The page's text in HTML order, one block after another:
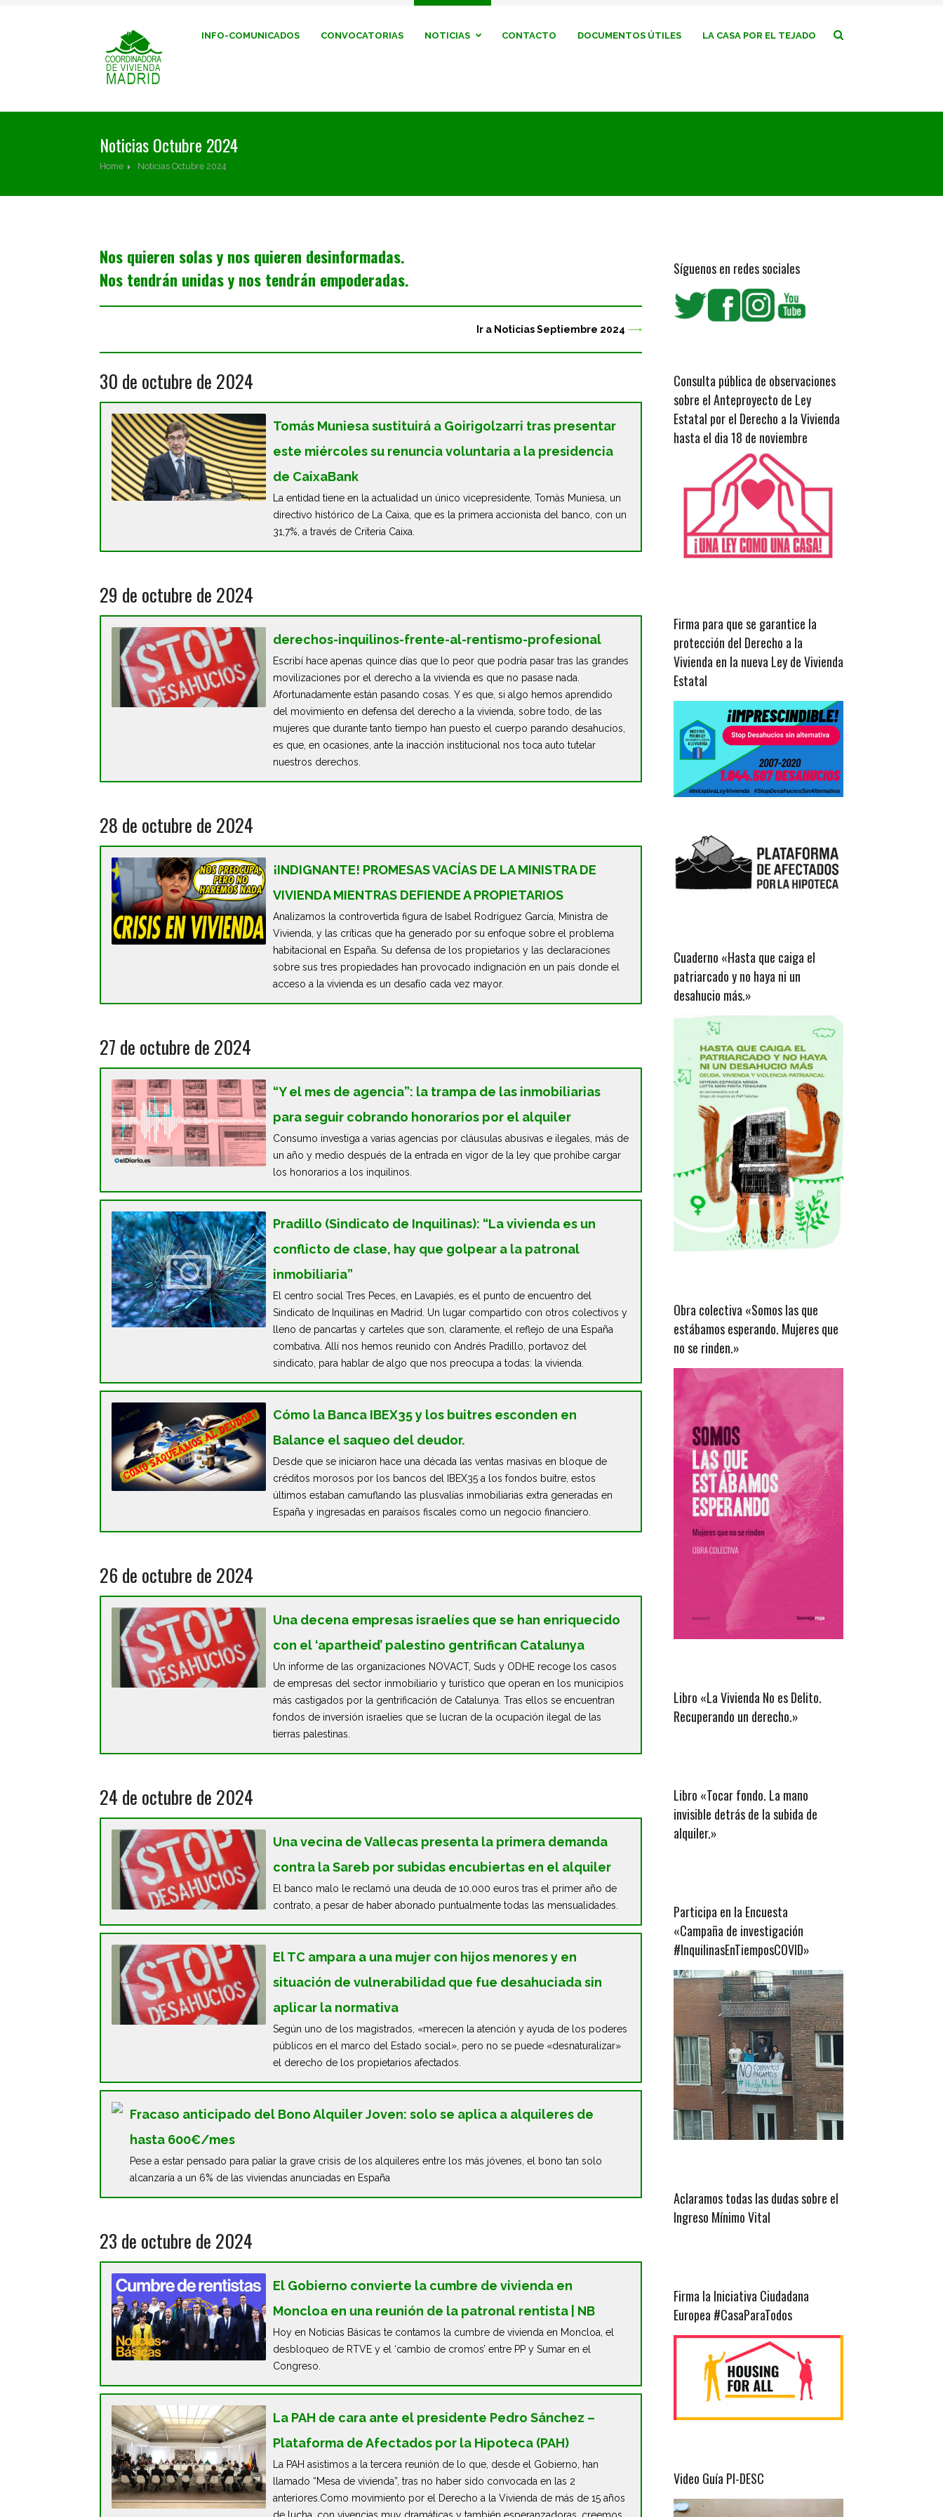
INFO-COMUNICADOS CONVOCATORIAS NOTICIAS CONTACTO DOCUMENTOS ÚTILES LA CASA POR EL TEJADO
Noticias Octubre 2024
Home Noticias Octubre 2024
Nos quieren solas y nos quieren desinformadas.
Nos tendrán unidas y nos tendrán empoderadas.
Ir a Noticias Septiembre 2024 ⟶
30 de octubre de 2024
Tomás Muniesa sustituirá a Goirigolzarri tras presentar
este miércoles su renuncia voluntaria a la presidencia
de CaixaBank
La entidad tiene en la actualidad un único vicepresidente, Tomàs Muniesa, un
directivo histórico de La Caixa, que es la primera accionista del banco, con un
31,7%, a través de Criteria Caixa.
29 de octubre de 2024
derechos-inquilinos-frente-al-rentismo-profesional
Escribí hace apenas quince días que lo peor que podría pasar tras las grandes
movilizaciones por el derecho a la vivienda es que no pasase nada.
Afortunadamente están pasando cosas. Y es que, si algo hemos aprendido
del movimiento en defensa del derecho a la vivienda, sobre todo, de las
mujeres que durante tanto tiempo han puesto el cuerpo parando desahucios,
es que, en ocasiones, ante la inacción institucional nos toca auto tutelar
nuestros derechos.
28 de octubre de 2024
¡INDIGNANTE! PROMESAS VACÍAS DE LA MINISTRA DE
VIVIENDA MIENTRAS DEFIENDE A PROPIETARIOS
Analizamos la controvertida figura de Isabel Rodríguez García, Ministra de
Vivienda, y las críticas que ha generado por su enfoque sobre el problema
habitacional en España. Su defensa de los propietarios y las declaraciones
sobre sus tres propiedades han provocado indignación en un país donde el
acceso a la vivienda es un desafío cada vez mayor.
27 de octubre de 2024
“Y el mes de agencia”: la trampa de las inmobiliarias
para seguir cobrando honorarios por el alquiler
Consumo investiga a varias agencias por cláusulas abusivas e ilegales, más de
un año y medio después de la entrada en vigor de la ley que prohíbe cargar
los honorarios a los inquilinos.
Pradillo (Sindicato de Inquilinas): “La vivienda es un
conflicto de clase, hay que golpear a la patronal
inmobiliaria”
El centro social Tres Peces, en Lavapiés, es el punto de encuentro del
Sindicato de Inquilinas en Madrid. Un lugar compartido con otros colectivos y
lleno de pancartas y carteles que son, claramente, el reflejo de una España
combativa. Allí nos hemos reunido con Andrés Pradillo, portavoz del
sindicato, para hablar de algo que nos preocupa a todas: la vivienda.
Cómo la Banca IBEX35 y los buitres esconden en
Balance el saqueo del deudor.
Desde que se iniciaron hace una década las ventas masivas en bloque de
créditos morosos por los bancos del IBEX35 a los fondos buitre, estos
últimos estaban camuflando las plusvalías inmobiliarias extra generadas en
España y ingresadas en paraísos fiscales como un negocio financiero.
26 de octubre de 2024
Una decena empresas israelíes que se han enriquecido
con el ‘apartheid’ palestino gentrifican Catalunya
Un informe de las organizaciones NOVACT, Suds y ODHE recoge los casos
de empresas del sector inmobiliario y turístico que operan en los municipios
más castigados por la gentrificación de Catalunya. Tras ellos se encuentran
fondos de inversión israelíes que se lucran de la ocupación ilegal de las
tierras palestinas.
24 de octubre de 2024
Una vecina de Vallecas presenta la primera demanda
contra la Sareb por subidas encubiertas en el alquiler
El banco malo le reclamó una deuda de 10.000 euros tras el primer año de
contrato, a pesar de haber abonado puntualmente todas las mensualidades.
El TC ampara a una mujer con hijos menores y en
situación de vulnerabilidad que fue desahuciada sin
aplicar la normativa
Según uno de los magistrados, «merecen la atención y ayuda de los poderes
públicos en el marco del Estado social», pero no se puede «desnaturalizar»
el derecho de los propietarios afectados.
Fracaso anticipado del Bono Alquiler Joven: solo se aplica a alquileres de
hasta 600€/mes
Pese a estar pensado para paliar la grave crisis de los alquileres entre los más jóvenes, el bono tan solo
alcanzaría a un 6% de las viviendas anunciadas en España
23 de octubre de 2024
El Gobierno convierte la cumbre de vivienda en
Moncloa en una reunión de la patronal rentista | NB
Hoy en Noticias Básicas te contamos la cumbre de vivienda en Moncloa, el
desbloqueo de RTVE y el ‘cambio de cromos’ entre PP y Sumar en el
Congreso.
La PAH de cara ante el presidente Pedro Sánchez –
Plataforma de Afectados por la Hipoteca (PAH)
La PAH asistimos a la tercera reunión de lo que, desde el Gobierno, han
llamado “Mesa de vivienda”, tras no haber sido convocada en las 2
anteriores.Como movimiento por el Derecho a la Vivienda de más de 15 años
Síguenos en redes sociales
Consulta pública de observaciones
sobre el Anteproyecto de Ley
Estatal por el Derecho a la Vivienda
hasta el dia 18 de noviembre
Firma para que se garantice la
protección del Derecho a la
Vivienda en la nueva Ley de Vivienda
Estatal
Cuaderno «Hasta que caiga el
patriarcado y no haya ni un
desahucio más.»
Obra colectiva «Somos las que
estábamos esperando. Mujeres que
no se rinden.»
Libro «La Vivienda No es Delito.
Recuperando un derecho.»
Libro «Tocar fondo. La mano
invisible detrás de la subida de
alquiler.»
Participa en la Encuesta
«Campaña de investigación
#InquilinasEnTiemposCOVID»
Aclaramos todas las dudas sobre el
Ingreso Mínimo Vital
Firma la Iniciativa Ciudadana
Europea #CasaParaTodos
Video Guía PI-DESC